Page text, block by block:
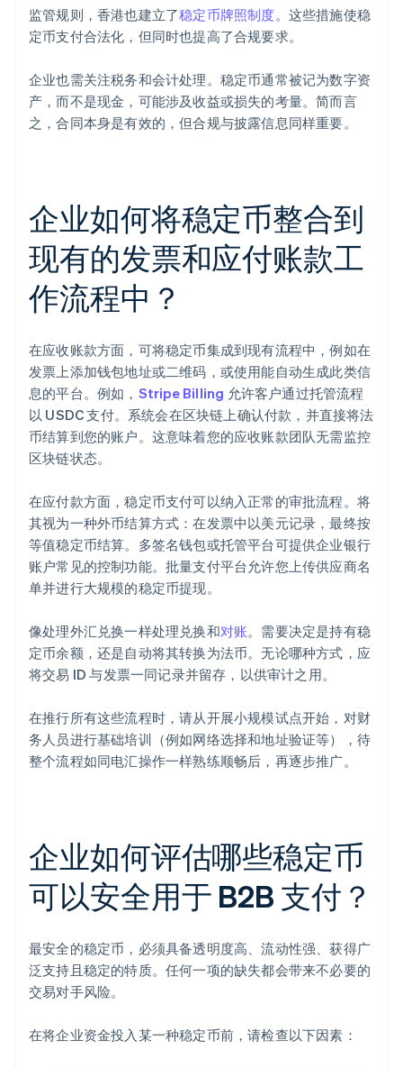
监管规则，香港也建立了稳定币牌照制度。这些措施使稳
定币支付合法化，但同时也提高了合规要求。
企业也需关注税务和会计处理。稳定币通常被记为数字资
产，而不是现金，可能涉及收益或损失的考量。简而言
之，合同本身是有效的，但合规与披露信息同样重要。
企业如何将稳定币整合到
现有的发票和应付账款工
作流程中？
在应收账款方面，可将稳定币集成到现有流程中，例如在
发票上添加钱包地址或二维码，或使用能自动生成此类信
息的平台。例如， Stripe Billing 允许客户通过托管流程
以 USDC 支付。系统会在区块链上确认付款，并直接将法
币结算到您的账户。这意味着您的应收账款团队无需监控
区块链状态。
在应付款方面，稳定币支付可以纳入正常的审批流程。将
其视为一种外币结算方式：在发票中以美元记录，最终按
等值稳定币结算。多签名钱包或托管平台可提供企业银行
账户常见的控制功能。批量支付平台允许您上传供应商名
单并进行大规模的稳定币提现。
像处理外汇兑换一样处理兑换和对账。需要决定是持有稳
定币余额，还是自动将其转换为法币。无论哪种方式，应
将交易 ID 与发票一同记录并留存，以供审计之用。
在推行所有这些流程时，请从开展小规模试点开始，对财
务人员进行基础培训（例如网络选择和地址验证等），待
整个流程如同电汇操作一样熟练顺畅后，再逐步推广。
企业如何评估哪些稳定币
可以安全用于 B2B 支付？
最安全的稳定币，必须具备透明度高、流动性强、获得广
泛支持且稳定的特质。任何一项的缺失都会带来不必要的
交易对手风险。
在将企业资金投入某一种稳定币前，请检查以下因素：